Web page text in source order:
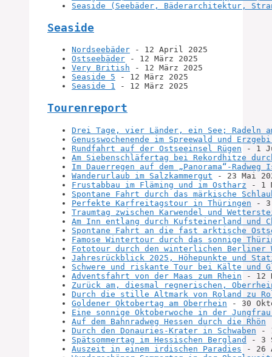
Seaside (Seebäder, Bäderarchitektur,
Seaside
Nordseebäder - 12 April 2025
Ostseebäder - 12 März 2025
Very British - 12 März 2025
Seaside 5 - 12 März 2025
Seaside 1 - 12 März 2025
Tourenreport
Drei Tage, vier Länder, ein See; Radeln am
Genusswochenende im Spreewald und
Rundfahrt auf der Ostseeinsel Rügen - 1
Am Siebenschläfertag bei Rekordhitze
Im Dauerregen auf dem „Panorama“-Radweg
Wanderurlaub im Salzkammergut - 23 Mai
Frustabbau im Fläming und im Ostharz - 1
Spontane Fahrt durch das märkische
Perfekte Karfreitagstour in Thüringen - 3
Traumtag zwischen Karwendel und
Am Inn entlang durch Kufsteinerland und
Spontane Fahrt an die fast arktische
Famose Wintertour durch das sonnige
Fototour durch den winterlichen Berliner
Jahresrückblick 2025, Höhepunkte und
Schwere und riskante Tour bei Kälte und
Adventsfahrt von der Maas zum Rhein - 12
Zurück am, diesmal regnerischen,
Durch die stille Altmark von Roland zu
Goldener Oktobertag am Oberrhein - 30
Eine sonnige Oktoberwoche in der
Auf dem Bahnradweg Hessen durch die Rhön
Durch den Donauries-Krater in Schwaben -
Spätsommertag im Hessischen Bergland
- 3
Auszeit in einem irdischen Paradies - 26